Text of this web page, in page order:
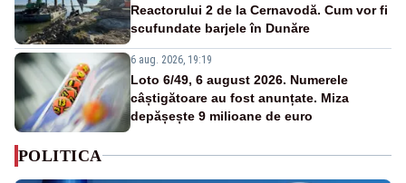
Reactorului 2 de la Cernavodă. Cum vor fi
scufundate barjele în Dunăre
6 aug. 2026, 19:19
Loto 6/49, 6 august 2026. Numerele
câștigătoare au fost anunțate. Miza
depășește 9 milioane de euro
POLITICA